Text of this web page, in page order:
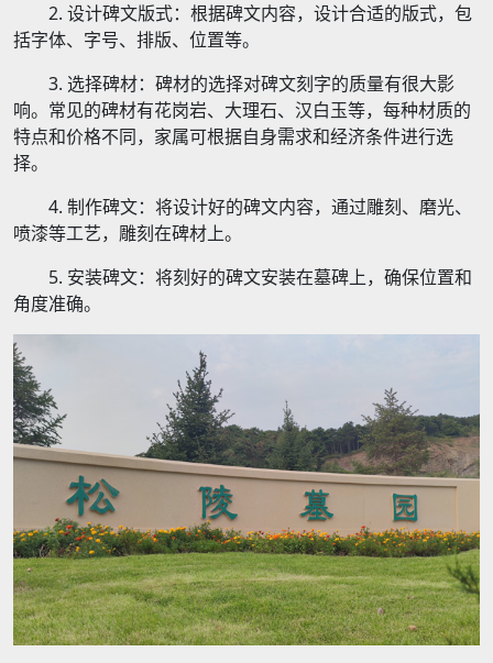
2. 设计碑文版式：根据碑文内容，设计合适的版式，包
括字体、字号、排版、位置等。
3. 选择碑材：碑材的选择对碑文刻字的质量有很大影
响。常见的碑材有花岗岩、大理石、汉白玉等，每种材质的
特点和价格不同，家属可根据自身需求和经济条件进行选
择。
4. 制作碑文：将设计好的碑文内容，通过雕刻、磨光、
喷漆等工艺，雕刻在碑材上。
5. 安装碑文：将刻好的碑文安装在墓碑上，确保位置和
角度准确。